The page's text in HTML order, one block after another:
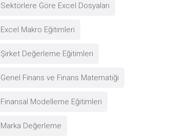
Sektörlere Göre Excel Dosyaları
Excel Makro Eğitimleri
Şirket Değerleme Eğitimleri
Genel Finans ve Finans Matematiği
Finansal Modelleme Eğitimleri
Marka Değerleme